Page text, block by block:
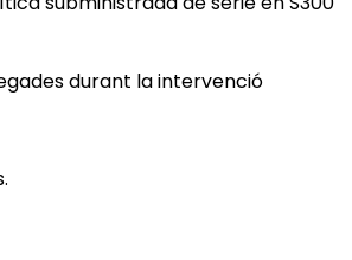
durant la intervenció